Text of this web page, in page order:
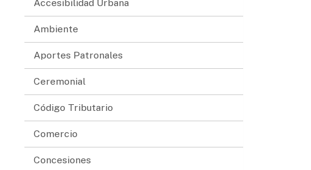
Accesibilidad Urbana
Ambiente
Aportes Patronales
Ceremonial
Código Tributario
Comercio
Concesiones